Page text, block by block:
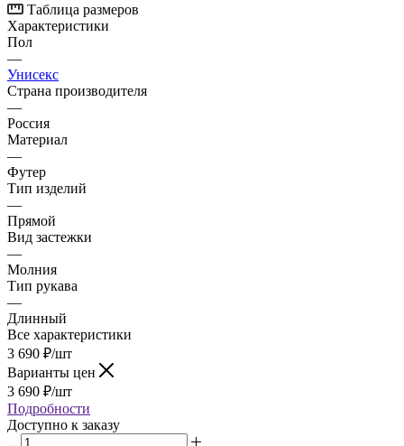
Таблица размеров
Характеристики
Пол
—
Унисекс
Страна производителя
—
Россия
Материал
—
Футер
Тип изделий
—
Прямой
Вид застежки
—
Молния
Тип рукава
—
Длинный
Все характеристики
3 690 ₽/шт
Варианты цен
3 690 ₽/шт
Подробности
Доступно к заказу